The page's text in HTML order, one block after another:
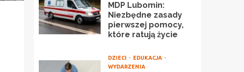
MDP Lubomin:
Niezbędne zasady
pierwszej pomocy,
które ratują życie
DZIECI
EDUKACJA
WYDARZENIA